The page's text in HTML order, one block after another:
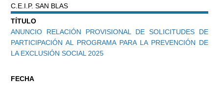
C.E.I.P. SAN BLAS
TÍTULO
ANUNCIO RELACIÓN PROVISIONAL DE SOLICITUDES DE
PARTICIPACIÓN AL PROGRAMA PARA LA PREVENCIÓN DE
LA EXCLUSIÓN SOCIAL 2025
FECHA